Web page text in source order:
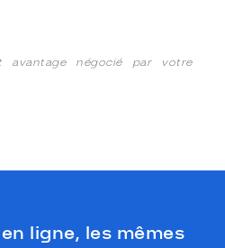
avantage négocié par votre
ligne, les mêmes